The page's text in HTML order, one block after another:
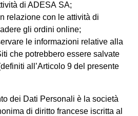
di ADESA SA;
relazione con le attività di
gli ordini online;
le informazioni relative alla
che potrebbero essere salvate
all’Articolo 9 del presente
dei Dati Personali è la società
di diritto francese iscritta al